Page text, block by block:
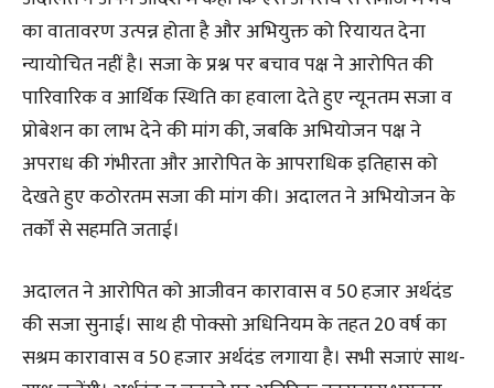
का वातावरण उत्पन्न होता है और अभियुक्त को रियायत देना
न्यायोचित नहीं है। सजा के प्रश्न पर बचाव पक्ष ने आरोपित की
पारिवारिक व आर्थिक स्थिति का हवाला देते हुए न्यूनतम सजा व
प्रोबेशन का लाभ देने की मांग की, जबकि अभियोजन पक्ष ने
अपराध की गंभीरता और आरोपित के आपराधिक इतिहास को
देखते हुए कठोरतम सजा की मांग की। अदालत ने अभियोजन के
तर्कों से सहमति जताई।
अदालत ने आरोपित को आजीवन कारावास व 50 हजार अर्थदंड
की सजा सुनाई। साथ ही पोक्सो अधिनियम के तहत 20 वर्ष का
सश्रम कारावास व 50 हजार अर्थदंड लगाया है। सभी सजाएं साथ-